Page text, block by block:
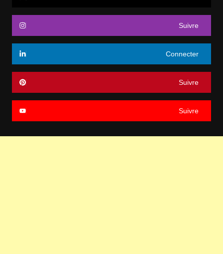
Suivre
Connecter
Suivre
Suivre